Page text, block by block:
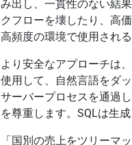
み出し、一貫性のない結
クフローを壊したり、高
高頻度の環境で使用され
より安全なアプローチは
使用して、自然言語をダ
サーバープロセスを通過
を尊重します。SQLは生
「国別の売上をツリーマ